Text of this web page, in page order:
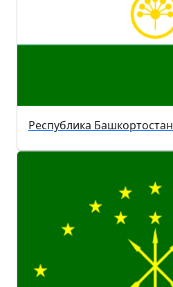
Республика Башкортостан